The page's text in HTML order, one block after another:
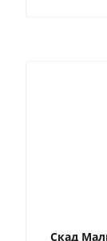
Скад